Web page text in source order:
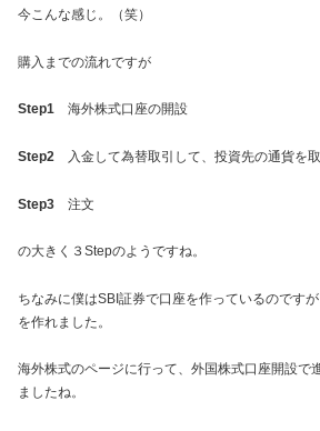
今こんな感じ。（笑）
購入までの流れですが
Step1 海外株式口座の開設
Step2 入金して為替取引して、投資先の通貨を取
Step3 注文
の大きく３Stepのようですね。
ちなみに僕はSBI証券で口座を作っているのです
を作れました。
海外株式のページに行って、外国株式口座開設で
ましたね。